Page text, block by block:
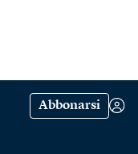
Abbonarsi